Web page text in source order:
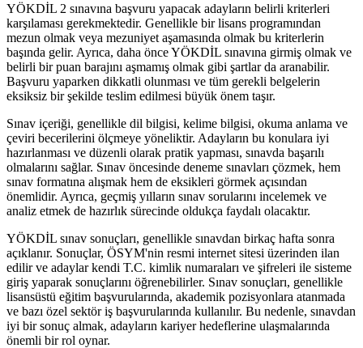
YÖKDİL 2 sınavına başvuru yapacak adayların belirli kriterleri
karşılaması gerekmektedir. Genellikle bir lisans programından
mezun olmak veya mezuniyet aşamasında olmak bu kriterlerin
başında gelir. Ayrıca, daha önce YÖKDİL sınavına girmiş olmak ve
belirli bir puan barajını aşmamış olmak gibi şartlar da aranabilir.
Başvuru yaparken dikkatli olunması ve tüm gerekli belgelerin
eksiksiz bir şekilde teslim edilmesi büyük önem taşır.
Sınav içeriği, genellikle dil bilgisi, kelime bilgisi, okuma anlama ve
çeviri becerilerini ölçmeye yöneliktir. Adayların bu konulara iyi
hazırlanması ve düzenli olarak pratik yapması, sınavda başarılı
olmalarını sağlar. Sınav öncesinde deneme sınavları çözmek, hem
sınav formatına alışmak hem de eksikleri görmek açısından
önemlidir. Ayrıca, geçmiş yılların sınav sorularını incelemek ve
analiz etmek de hazırlık sürecinde oldukça faydalı olacaktır.
YÖKDİL sınav sonuçları, genellikle sınavdan birkaç hafta sonra
açıklanır. Sonuçlar, ÖSYM'nin resmi internet sitesi üzerinden ilan
edilir ve adaylar kendi T.C. kimlik numaraları ve şifreleri ile sisteme
giriş yaparak sonuçlarını öğrenebilirler. Sınav sonuçları, genellikle
lisansüstü eğitim başvurularında, akademik pozisyonlara atanmada
ve bazı özel sektör iş başvurularında kullanılır. Bu nedenle, sınavdan
iyi bir sonuç almak, adayların kariyer hedeflerine ulaşmalarında
önemli bir rol oynar.